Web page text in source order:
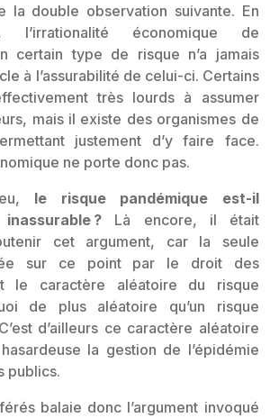
la double observation suivante. En
l’irrationalité économique de
certain type de risque n’a jamais
à l’assurabilité de celui-ci. Certains
très lourds à assumer
mais il existe des organismes de
justement d’y faire face.
ne porte donc pas.
le risque pandémique est-il
? Là encore, il était
cet argument, car la seule
sur ce point par le droit des
le caractère aléatoire du risque
de plus aléatoire qu’un risque
d’ailleurs ce caractère aléatoire
la gestion de l’épidémie
publics.
balaie donc l’argument invoqué